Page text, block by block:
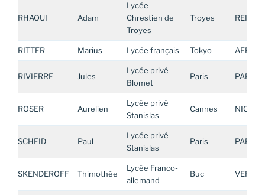
RHAOUI Adam
Lycée
Chrestien de
Troyes
Troyes REIMS
RITTER Marius Lycée français Tokyo AEFE
RIVIERRE Jules
Lycée privé
Blomet
Paris PARIS
ROSER Aurelien
Lycée privé
Stanislas
Cannes NICE
SCHEID Paul
Lycée privé
Stanislas
Paris PARIS
SKENDEROFF Thimothée
Lycée Franco-
allemand
Buc